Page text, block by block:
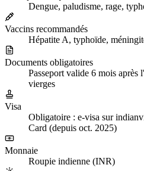
Dengue, paludisme, rage,
Vaccins recommandés
Hépatite A, typhoïde,
Documents obligatoires
Passeport valide 6 mois après
vierges
Visa
Obligatoire : e-visa sur
Card (depuis oct. 2025)
Monnaie
Roupie indienne (INR)